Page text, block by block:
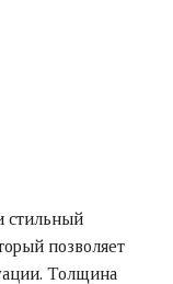
стильный
позволяет
Толщина